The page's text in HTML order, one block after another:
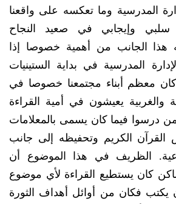
المدرسية وما تعكسه على واقعنا
سلبي وإيجابي في صعيد النجاح
هذا الجانب من أهمية خصوصا إذا
المدرسية في بداية الستينيات
كان معظم أبناء مجتمعنا خصوصا في
والغربية يعيشون في أمية القراءة
ممن درسوا فيما كان يسمى بالمعلامات
الكريم وتحفيظه إلى جانب
الظريف في هذا الموضوع أن
كان يستطيع القراءة لأي موضوع
يكتب فكان من أوائل أهداف الثورة